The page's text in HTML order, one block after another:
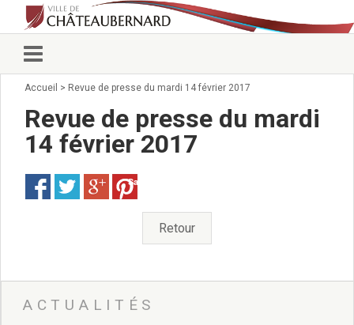
Vie municipale
Conseillers municipaux
Commissions 2026
Arrêtés du Maire
Services municipaux
Pour venir nous voir
administratives
Services Techniques
Accueil > Revue de presse du mardi 14 février 2017
Revue de presse du mardi
14 février 2017
Save
Retour
ACTUALITÉS